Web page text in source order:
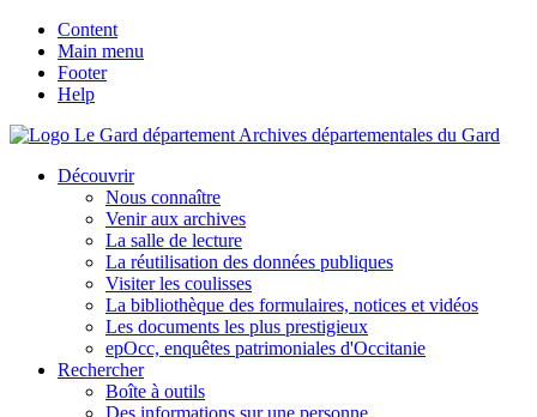
Content
Main menu
Footer
Help
Archives départementales du Gard
Découvrir
Nous connaître
Venir aux archives
La salle de lecture
La réutilisation des données publiques
Visiter les coulisses
La bibliothèque des formulaires, notices et vidéos
Les documents les plus prestigieux
epOcc, enquêtes patrimoniales d'Occitanie
Rechercher
Boîte à outils
Des informations sur une personne